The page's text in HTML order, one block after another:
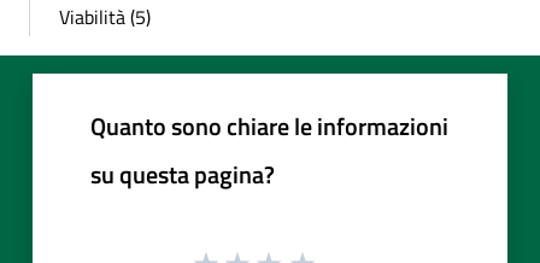
Viabilità (5)
Quanto sono chiare le informazioni
su questa pagina?